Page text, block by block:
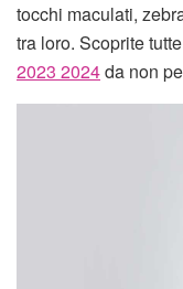
tocchi maculati,
tra loro. Scoprite
2023 2024da non